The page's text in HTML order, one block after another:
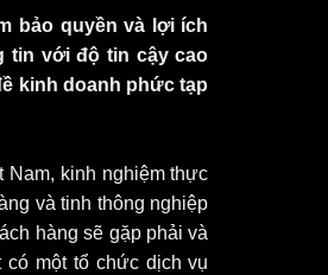
bảo quyền và lợi ích
tin với độ tin cậy cao
kinh doanh phức tạp
kinh nghiệm thực
và tinh thông nghiệp
hàng sẽ gặp phải và
một tổ chức dịch vụ